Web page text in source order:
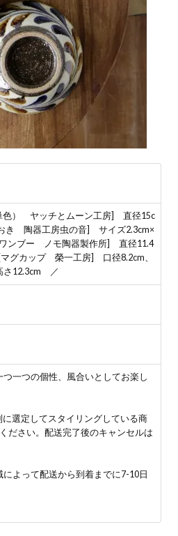
色） ヤッチとムーン工房] 直径15c
き 陶器工房虫の音] サイズ2.3cm×
ンブー ノモ陶器製作所] 直径11.4
グカップ 榮一工房] 口径8.2cm、
さ12.3cm ／
一つの個性、風合いとしてお楽し
選定してスタイリングしている商
ださい。配送完了後のキャンセルは
よって配送から到着までに7-10日